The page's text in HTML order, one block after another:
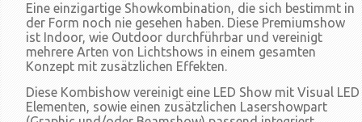
Eine einzigartige Showkombination, die sich bestimmt in
der Form noch nie gesehen haben. Diese Premiumshow
ist Indoor, wie Outdoor durchführbar und vereinigt
mehrere Arten von Lichtshows in einem gesamten
Konzept mit zusätzlichen Effekten.
Diese Kombishow vereinigt eine LED Show mit Visual LED
Elementen, sowie einen zusätzlichen Lasershowpart